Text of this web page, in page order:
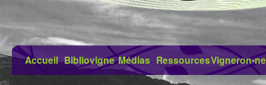
Accueil Bibliovigne Médias Ressources